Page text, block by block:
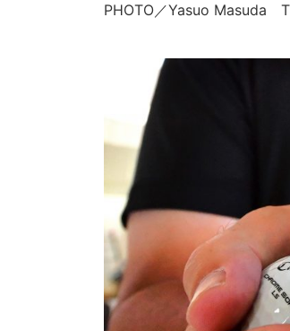
PHOTO／Yasuo Masuda